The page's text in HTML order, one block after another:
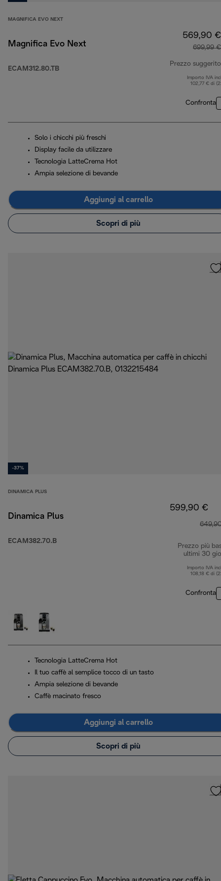
MAGNIFICA EVO NEXT
Magnifica Evo Next
ECAM312.80.TB
569,90 €
699,99 €
Prezzo suggerito
Importo IVA
102,77 € di
Confronta
Solo i chicchi più freschi
Display facile da utilizzare
Tecnologia LatteCrema Hot
Ampia selezione di bevande
Aggiungi al carrello
Scopri di più
-37%
DINAMICA PLUS
Dinamica Plus
ECAM382.70.B
599,90 €
Prezzo più
ultimi 30
Importo IVA
108,18 € di
Confronta
Tecnologia LatteCrema Hot
Il tuo caffè al semplice tocco di un tasto
Ampia selezione di bevande
Caffè macinato fresco
Aggiungi al carrello
Scopri di più